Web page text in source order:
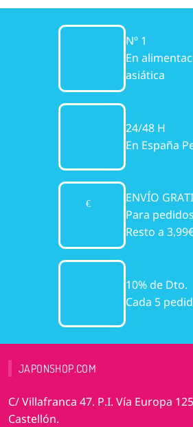
Nº 1
En
asiática
24/48 H
En España
ENVÍO
Para
Resto a
10% de Dto.
Cada 5
JAPONSHOP.COM
C/ Villafranca 47. P.I. Vía Europa
Castellón.